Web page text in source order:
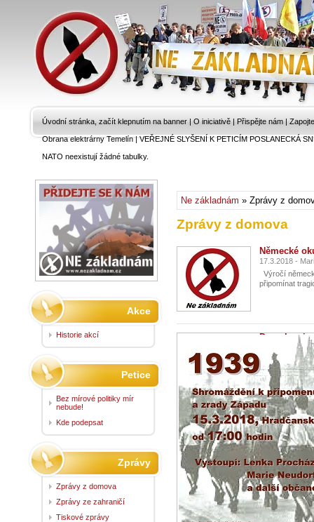
Úvodní stránka, začít klepnutím na banner | O iniciativě | Přispějte nám |
Obrana elektrárny Temelín|VEŘEJNÉ SLYŠENÍ K PETICÍM POSLANECKÁ
NATO neexistují žádné tabulky.
Ne základnám » Zprávy z
Zprávy z domova
Německé
17.3.2018 -
Výročí
připomínat
14.3.2018 -
Česká
berou...
Akce
Historie akcí
Petice
Bez mírové politiky mír
nebude!
Kde podepsat
Zprávy
Zprávy z domova
Zprávy ze zahraničí
Tiskové zprávy